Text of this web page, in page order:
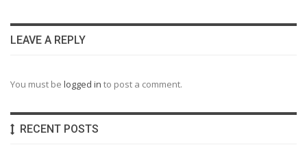
LEAVE A REPLY
You must be logged in to post a comment.
RECENT POSTS